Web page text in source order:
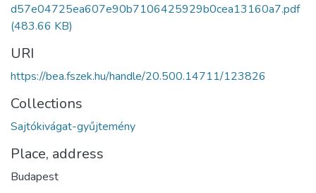
d57e04725ea607e90b7106425929b0cea13160a7.pdf
(483.66 KB)
URI
https://bea.fszek.hu/handle/20.500.14711/123826
Collections
Sajtókivágat-gyűjtemény
Place, address
Budapest